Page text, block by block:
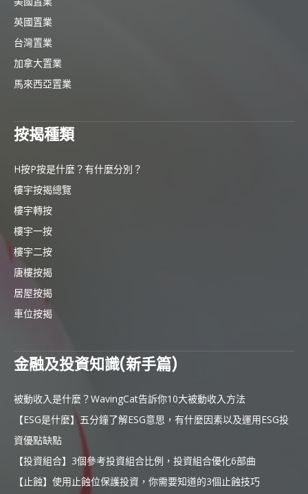
英國置業
台灣置業
加拿大置業
馬來西亞置業
按揭種類
H按P按是什麼？有什麼分別？
樓宇按揭總覽
樓宇轉按
樓宇一按
樓宇二按
唐樓按揭
居屋按揭
車位按揭
金融及投資知識(新手篇)
被動收入是什麼？WavingCat告訴你10大被動收入方法
【ESG是什麼】五分鐘了解ESG意思，有什麼因素以及運用ESG投
資優點缺點
【投資組合】3個參考投資組合比例，投資組合優化6部曲
【止蝕】使用止蝕位保護投資，你需要知道的3個止蝕技巧